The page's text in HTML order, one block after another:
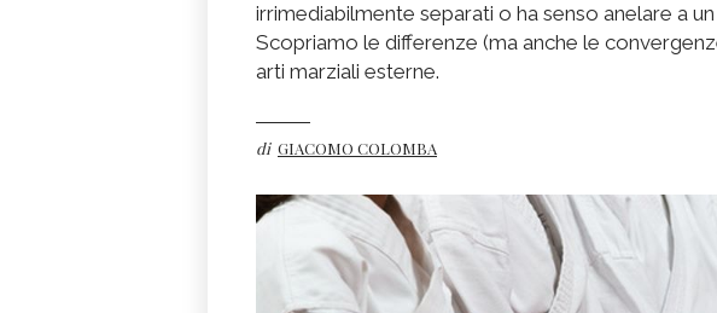
irrimediabilmente separati o ha senso anelare a
Scopriamo le differenze (ma anche le
arti marziali esterne.
di GIACOMO COLOMBA